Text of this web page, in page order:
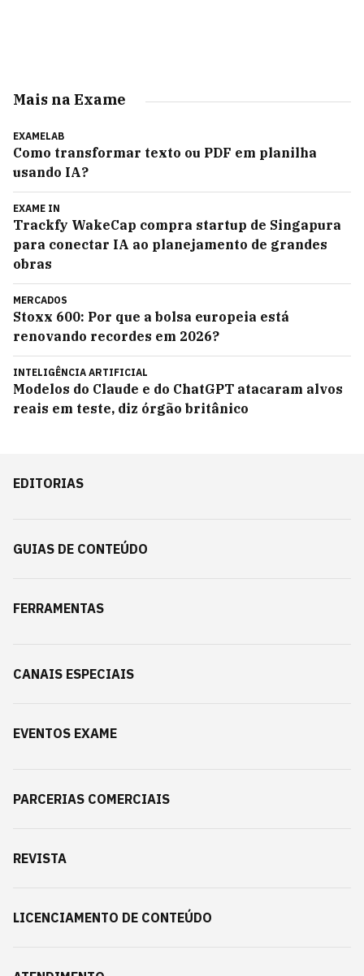
Mais na Exame
EXAMELAB
Como transformar texto ou PDF em planilha
usando IA?
EXAME IN
Trackfy WakeCap compra startup de Singapura
para conectar IA ao planejamento de grandes
obras
MERCADOS
Stoxx 600: Por que a bolsa europeia está
renovando recordes em 2026?
INTELIGÊNCIA ARTIFICIAL
Modelos do Claude e do ChatGPT atacaram alvos
reais em teste, diz órgão britânico
EDITORIAS
GUIAS DE CONTEÚDO
FERRAMENTAS
CANAIS ESPECIAIS
EVENTOS EXAME
PARCERIAS COMERCIAIS
REVISTA
LICENCIAMENTO DE CONTEÚDO